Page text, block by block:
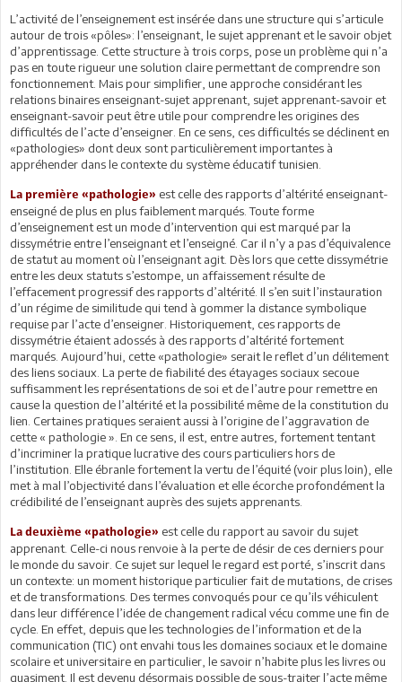
L’activité de l’enseignement est insérée dans une structure qui s’articule
autour de trois «pôles»: l’enseignant, le sujet apprenant et le savoir objet
d’apprentissage. Cette structure à trois corps, pose un problème qui n’a
pas en toute rigueur une solution claire permettant de comprendre son
fonctionnement. Mais pour simplifier, une approche considérant les
relations binaires enseignant-sujet apprenant, sujet apprenant-savoir et
enseignant-savoir peut être utile pour comprendre les origines des
difficultés de l’acte d’enseigner. En ce sens, ces difficultés se déclinent en
«pathologies» dont deux sont particulièrement importantes à
appréhender dans le contexte du système éducatif tunisien.
La première «pathologie» est celle des rapports d’altérité enseignant-
enseigné de plus en plus faiblement marqués. Toute forme
d’enseignement est un mode d’intervention qui est marqué par la
dissymétrie entre l’enseignant et l’enseigné. Car il n’y a pas d’équivalence
de statut au moment où l’enseignant agit. Dès lors que cette dissymétrie
entre les deux statuts s’estompe, un affaissement résulte de
l’effacement progressif des rapports d’altérité. Il s’en suit l’instauration
d’un régime de similitude qui tend à gommer la distance symbolique
requise par l’acte d’enseigner. Historiquement, ces rapports de
dissymétrie étaient adossés à des rapports d’altérité fortement
marqués. Aujourd’hui, cette «pathologie» serait le reflet d’un délitement
des liens sociaux. La perte de fiabilité des étayages sociaux secoue
suffisamment les représentations de soi et de l’autre pour remettre en
cause la question de l’altérité et la possibilité même de la constitution du
lien. Certaines pratiques seraient aussi à l’origine de l’aggravation de
cette « pathologie ». En ce sens, il est, entre autres, fortement tentant
d’incriminer la pratique lucrative des cours particuliers hors de
l’institution. Elle ébranle fortement la vertu de l’équité (voir plus loin), elle
met à mal l’objectivité dans l’évaluation et elle écorche profondément la
crédibilité de l’enseignant auprès des sujets apprenants.
La deuxième «pathologie» est celle du rapport au savoir du sujet
apprenant. Celle-ci nous renvoie à la perte de désir de ces derniers pour
le monde du savoir. Ce sujet sur lequel le regard est porté, s’inscrit dans
un contexte: un moment historique particulier fait de mutations, de crises
et de transformations. Des termes convoqués pour ce qu’ils véhiculent
dans leur différence l’idée de changement radical vécu comme une fin de
cycle. En effet, depuis que les technologies de l’information et de la
communication (TIC) ont envahi tous les domaines sociaux et le domaine
scolaire et universitaire en particulier, le savoir n’habite plus les livres ou
quasiment. Il est devenu désormais possible de sous-traiter l’acte même